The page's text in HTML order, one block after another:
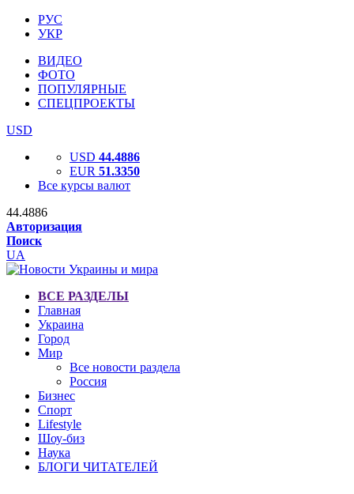
РУС
УКР
ВИДЕО
ФОТО
ПОПУЛЯРНЫЕ
СПЕЦПРОЕКТЫ
USD
USD 44.4886
EUR 51.3350
Все курсы валют
44.4886
Авторизация
Поиск
UA
ВСЕ РАЗДЕЛЫ
Главная
Украина
Город
Мир
Все новости раздела
Россия
Бизнес
Спорт
Lifestyle
Шоу-биз
Наука
БЛОГИ ЧИТАТЕЛЕЙ